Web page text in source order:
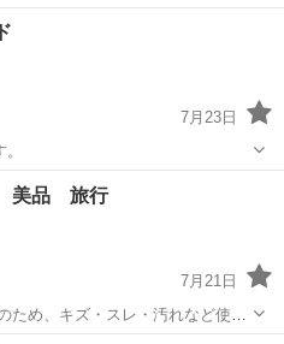
他
7月23日
他
美品 旅行
7月21日
め、キズ・スレ・汚れなど使用
です。 詳細は画像にてご確認くだ